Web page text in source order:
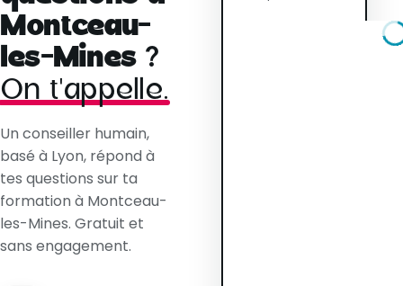
Montceau-
les-Mines ?
On t'appelle.
Un conseiller humain,
basé à Lyon, répond à
tes questions sur ta
formation à Montceau-
les-Mines. Gratuit et
sans engagement.